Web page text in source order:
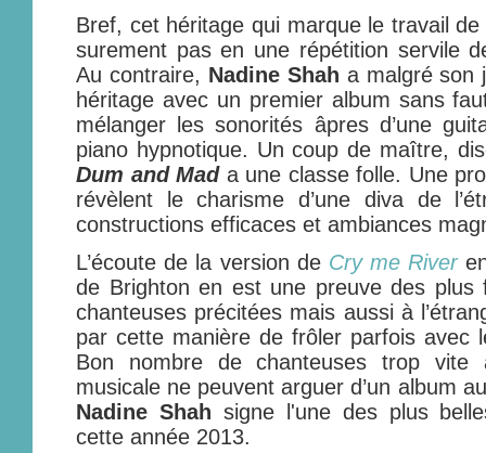
Bref, cet héritage qui marque le travail
surement pas en une répétition servile
Au contraire, Nadine Shah a malgré son
héritage avec un premier album sans
mélanger les sonorités âpres d’une
piano hypnotique. Un coup de maître,
Dum and Mada une classe folle. Une
révèlent le charisme d’une diva de
constructions efficaces et ambiances
L’écoute de la version de Cry me River
de Brighton en est une preuve des plus
chanteuses précitées mais aussi à
par cette manière de frôler parfois avec
Bon nombre de chanteuses trop vite
musicale ne peuvent arguer d’un album
Nadine Shah signe l'une des plus
cette année 2013.